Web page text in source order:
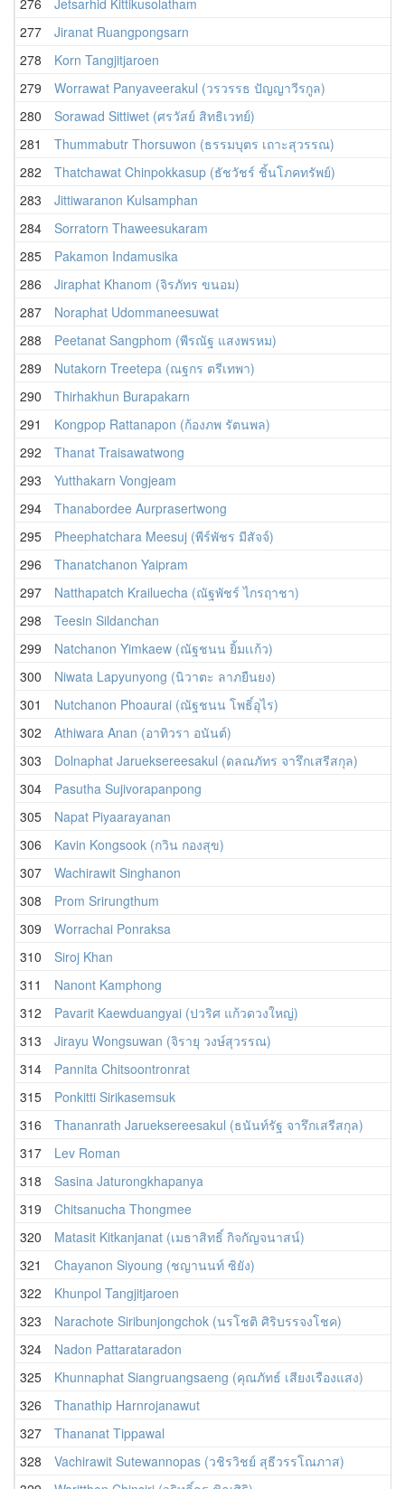
277
Jiranat Ruangpongsarn
278
Korn Tangjitjaroen
279
Worrawat Panyaveerakul (วรวรรธ ปัญญาวีรกูล)
280
Sorawad Sittiwet (ศรวัสย์ สิทธิเวทย์)
281
Thummabutr Thorsuwon (ธรรมบุตร เถาะสุวรรณ)
282
Thatchawat Chinpokkasup (ธัชวัชร์ ชิ้นโภคทรัพย์)
283
Jittiwaranon Kulsamphan
284
Sorratorn Thaweesukaram
285
Pakamon Indamusika
286
Jiraphat Khanom (จิรภัทร ขนอม)
287
Noraphat Udommaneesuwat
288
Peetanat Sangphom (พีรณัฐ แสงพรหม)
289
Nutakorn Treetepa (ณฐกร ตรีเทพา)
290
Thirhakhun Burapakarn
291
Kongpop Rattanapon (ก้องภพ รัตนพล)
292
Thanat Traisawatwong
293
Yutthakarn Vongjeam
294
Thanabordee Aurprasertwong
295
Pheephatchara Meesuj (พีร์พัชร มีสัจจ์)
296
Thanatchanon Yaipram
297
Natthapatch Krailuecha (ณัฐพัชร์ ไกรฤาชา)
298
Teesin Sildanchan
299
Natchanon Yimkaew (ณัฐชนน ยิ้มเเก้ว)
300
Niwata Lapyunyong (นิวาตะ ลาภยืนยง)
301
Nutchanon Phoaurai (ณัฐชนน โพธิ์อุไร)
302
Athiwara Anan (อาทิวรา อนันต์)
303
Dolnaphat Jarueksereesakul (ดลณภัทร จารึกเสรีสกุล)
304
Pasutha Sujivorapanpong
305
Napat Piyaarayanan
306
Kavin Kongsook (กวิน กองสุข)
307
Wachirawit Singhanon
308
Prom Srirungthum
309
Worrachai Ponraksa
310
Siroj Khan
311
Nanont Kamphong
312
Pavarit Kaewduangyai (ปวริศ แก้วดวงใหญ่)
313
Jirayu Wongsuwan (จิรายุ วงษ์สุวรรณ)
314
Pannita Chitsoontronrat
315
Ponkitti Sirikasemsuk
316
Thananrath Jarueksereesakul (ธนันท์รัฐ จารึกเสรีสกุล)
317
Lev Roman
318
Sasina Jaturongkhapanya
319
Chitsanucha Thongmee
320
Matasit Kitkanjanat (เมธาสิทธิ์ กิจกัญจนาสน์)
321
Chayanon Siyoung (ชญานนท์ ซิยัง)
322
Khunpol Tangjitjaroen
323
Narachote Siribunjongchok (นรโชติ ศิริบรรจงโชค)
324
Nadon Pattarataradon
325
Khunnaphat Siangruangsaeng (คุณภัทธ์ เสียงเรืองแสง)
326
Thanathip Harnrojanawut
327
Thananat Tippawal
328
Vachirawit Sutewannopas (วชิรวิชย์ สุธีวรรโณภาส)